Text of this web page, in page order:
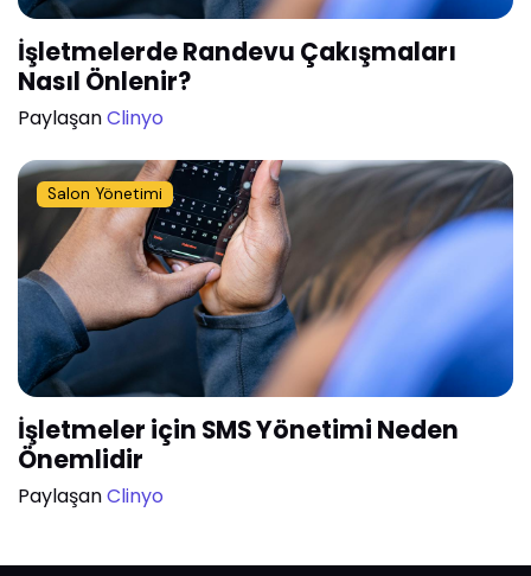
İşletmelerde Randevu Çakışmaları
Nasıl Önlenir?
PaylaşanClinyo
Salon Yönetimi
İşletmeler için SMS Yönetimi Neden
Önemlidir
PaylaşanClinyo